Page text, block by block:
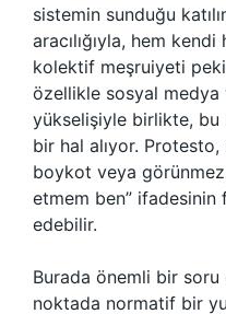
sistemin sunduğu
aracılığıyla, hem
kolektif meşruiyeti
özellikle sosyal medya
yükselişiyle birlikte, bu
bir hal alıyor.
boykot veya
etmem ben” ifadesinin
edebilir.
Burada önemli bir soru
noktada normatif bir